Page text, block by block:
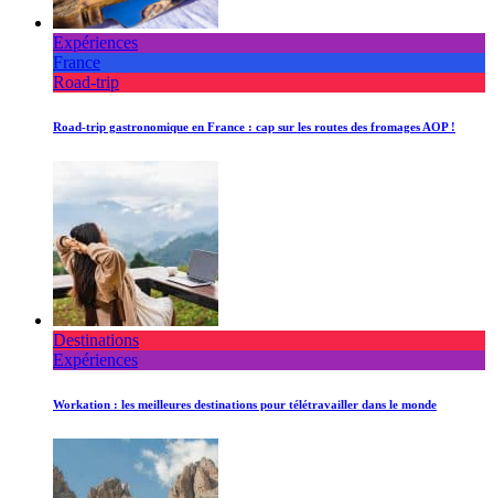
Expériences
France
Road-trip
Road-trip gastronomique en France : cap sur les routes des fromages AOP !
Destinations
Expériences
Workation : les meilleures destinations pour télétravailler dans le monde